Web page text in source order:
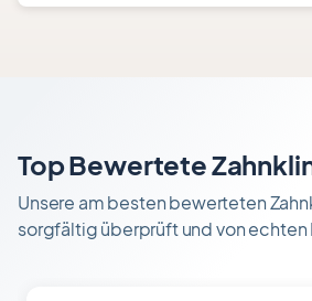
Top Bewertete
Unsere am besten bewerteten
sorgfältig überprüft und von